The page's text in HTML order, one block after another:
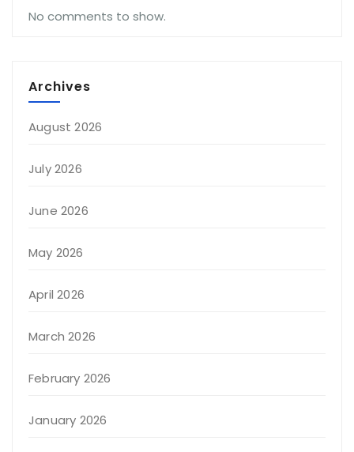
No comments to show.
Archives
August 2026
July 2026
June 2026
May 2026
April 2026
March 2026
February 2026
January 2026